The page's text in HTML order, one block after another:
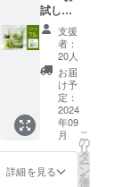
の名称
及び所
在地：
株式会
社堀口
園 志
布志市
有明町
野神
3451-8
2.酒類
販売管
理者の
タンパ
クや美
容成分
を贅沢
に配合
してお
りま
す。そ
して麦
の風味
と抹茶
が調和
に配合
してお
りま
す。そ
して脂
肪をエ
ネル
ギーに
変換す
ると言
いる
統文化
と現代
の栄養
を融合
した茶
乃美プ
ロテイ
ンは、
鹿児島
の恵ま
地で
記載）
保存方
法 ・直
射日
光、高
温多湿
を避け
て保存
してく
ださい
※商品は
一度に
テイ
ン：
810g×2
袋（60
日分）
・抹茶
クラフ
トエー
ル：
330ml×
2本※商
品提供
試し
割！】
茶乃美
プロテ
イン30
日分 通
常価格
6,480円
↓ お試
し価格
6,030円
内容量
・茶乃
支援
者：
20人
お届
け予
定：
2024
年09
月
詳細を見る
こ
の
リ
タ
ー
ン
を